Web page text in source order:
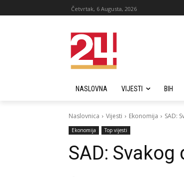
Četvrtak, 6 Augusta, 2026
NASLOVNA VIJESTI BIH
Naslovnica Vijesti Ekonomija SAD:
Ekonomija Top vijesti
SAD: